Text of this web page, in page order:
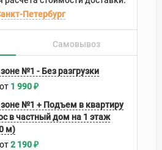
Петербург
Самовывоз
№1 - Без разгрузки
1 990₽
№1 + Подъем в квартиру
в частный дом на 1 этаж
м)
2 190₽